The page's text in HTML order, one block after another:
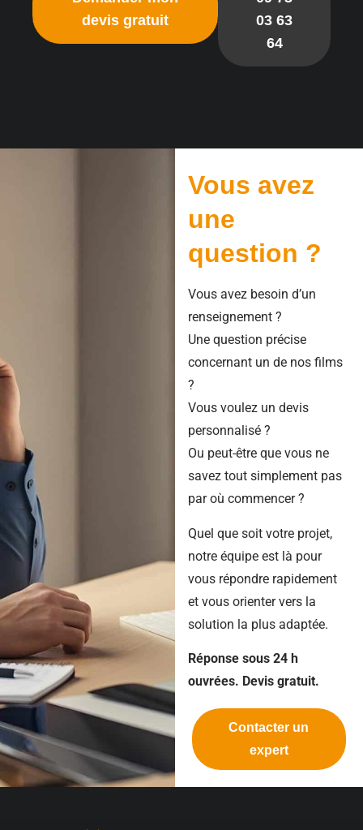
devis gratuit
03 63
64
Vous avez
une
question ?
Vous avez besoin d’un
renseignement ?
Une question précise
concernant un de nos films
?
Vous voulez un devis
personnalisé ?
Ou peut-être que vous ne
savez tout simplement pas
par où commencer ?
Quel que soit votre projet,
notre équipe est là pour
vous répondre rapidement
et vous orienter vers la
solution la plus adaptée.
Réponse sous 24 h
ouvrées. Devis gratuit.
Contacter un
expert